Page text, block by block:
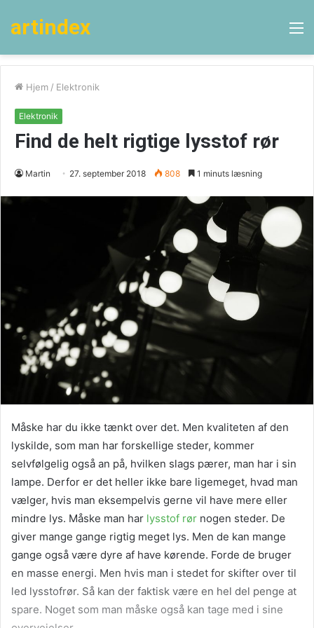
artindex
Hjem / Elektronik
Elektronik
Find de helt rigtige lysstof rør
Martin 27. september 2018 808 1 minuts læsning
Måske har du ikke tænkt over det. Men kvaliteten af den
lyskilde, som man har forskellige steder, kommer
selvfølgelig også an på, hvilken slags pærer, man har i sin
lampe. Derfor er det heller ikke bare ligemeget, hvad man
vælger, hvis man eksempelvis gerne vil have mere eller
mindre lys. Måske man har lysstof rør nogen steder. De
giver mange gange rigtig meget lys. Men de kan mange
gange også være dyre af have kørende. Forde de bruger
en masse energi. Men hvis man i stedet for skifter over til
led lysstofrør. Så kan der faktisk være en hel del penge at
spare. Noget som man måske også kan tage med i sine